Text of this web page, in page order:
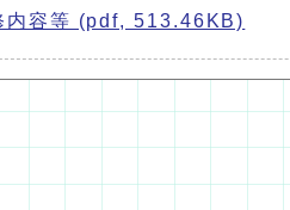
内容等 (pdf, 513.46KB)